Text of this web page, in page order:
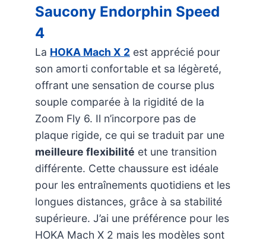
Saucony Endorphin Speed
4
La HOKA Mach X 2 est apprécié pour
son amorti confortable et sa légèreté,
offrant une sensation de course plus
souple comparée à la rigidité de la
Zoom Fly 6. Il n’incorpore pas de
plaque rigide, ce qui se traduit par une
meilleure flexibilité et une transition
différente. Cette chaussure est idéale
pour les entraînements quotidiens et les
longues distances, grâce à sa stabilité
supérieure. J’ai une préférence pour les
HOKA Mach X 2 mais les modèles sont